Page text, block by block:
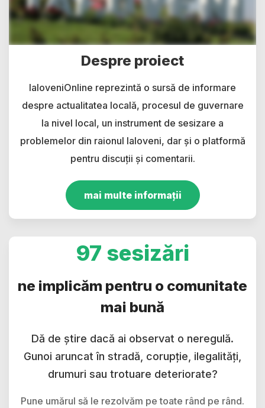
Despre proiect
IaloveniOnline reprezintă o sursă de informare
despre actualitatea locală, procesul de guvernare
la nivel local, un instrument de sesizare a
problemelor din raionul Ialoveni, dar și o platformă
pentru discuții și comentarii.
mai multe informații
97 sesizări
ne implicăm pentru o comunitate
mai bună
Dă de știre dacă ai observat o neregulă.
Gunoi aruncat în stradă, corupție, ilegalități,
drumuri sau trotuare deteriorate?
Pune umărul să le rezolvăm pe toate rând pe rând.